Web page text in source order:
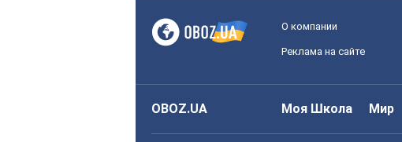
О компании
Реклама на сайте
OBOZ.UA Моя Школа Мир